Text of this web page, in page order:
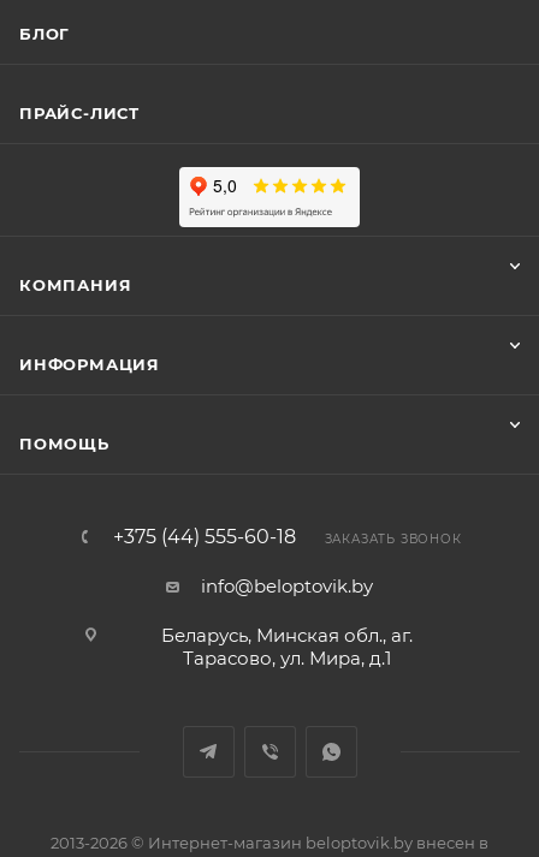
БЛОГ
ПРАЙС-ЛИСТ
КОМПАНИЯ
ИНФОРМАЦИЯ
ПОМОЩЬ
+375 (44) 555-60-18 ЗАКАЗАТЬ ЗВОНОК
info@beloptovik.by
Беларусь, Минская обл., аг.
Тарасово, ул. Мира, д.1
2013-2026 © Интернет-магазин beloptovik.by внесен в